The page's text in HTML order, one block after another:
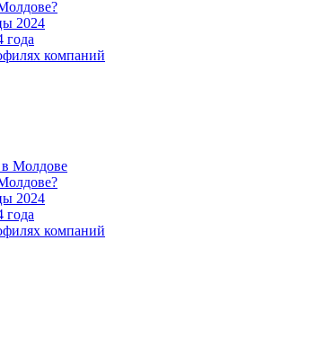
2024
года
компаний
в Молдове
2024
года
компаний